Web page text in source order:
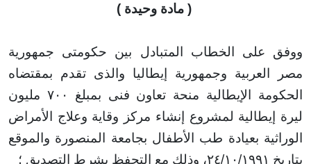
مادة وحيدة )
على الخطاب المتبادل بين حكومتى جمهورية
وجمهورية إيطاليا والذى تقدم بمقتضاه
الإيطالية منحة تعاون فنى بمبلغ ۷۰۰مليون
لمشروع إنشاء مركز وقاية وعلاج الأمراض
بعيادة طب الأطفال بجامعة المنصورة والموقع